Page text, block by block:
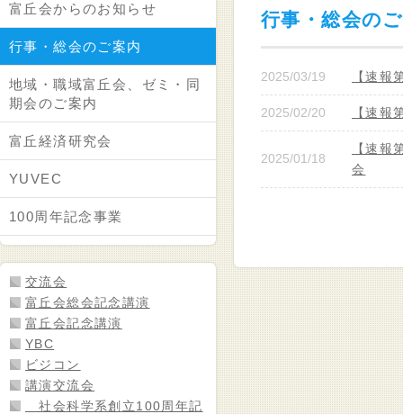
富丘会からのお知らせ
行事・総会のご案内
地域・職域富丘会、ゼミ・同
期会のご案内
富丘経済研究会
YUVEC
100周年記念事業
交流会
富丘会総会記念講演
富丘会記念講演
YBC
ビジコン
講演交流会
社会科学系創立100周年記
行事・総会の
2025/03/19 【速報
2025/02/20 【速
2025/01/18
【速
会